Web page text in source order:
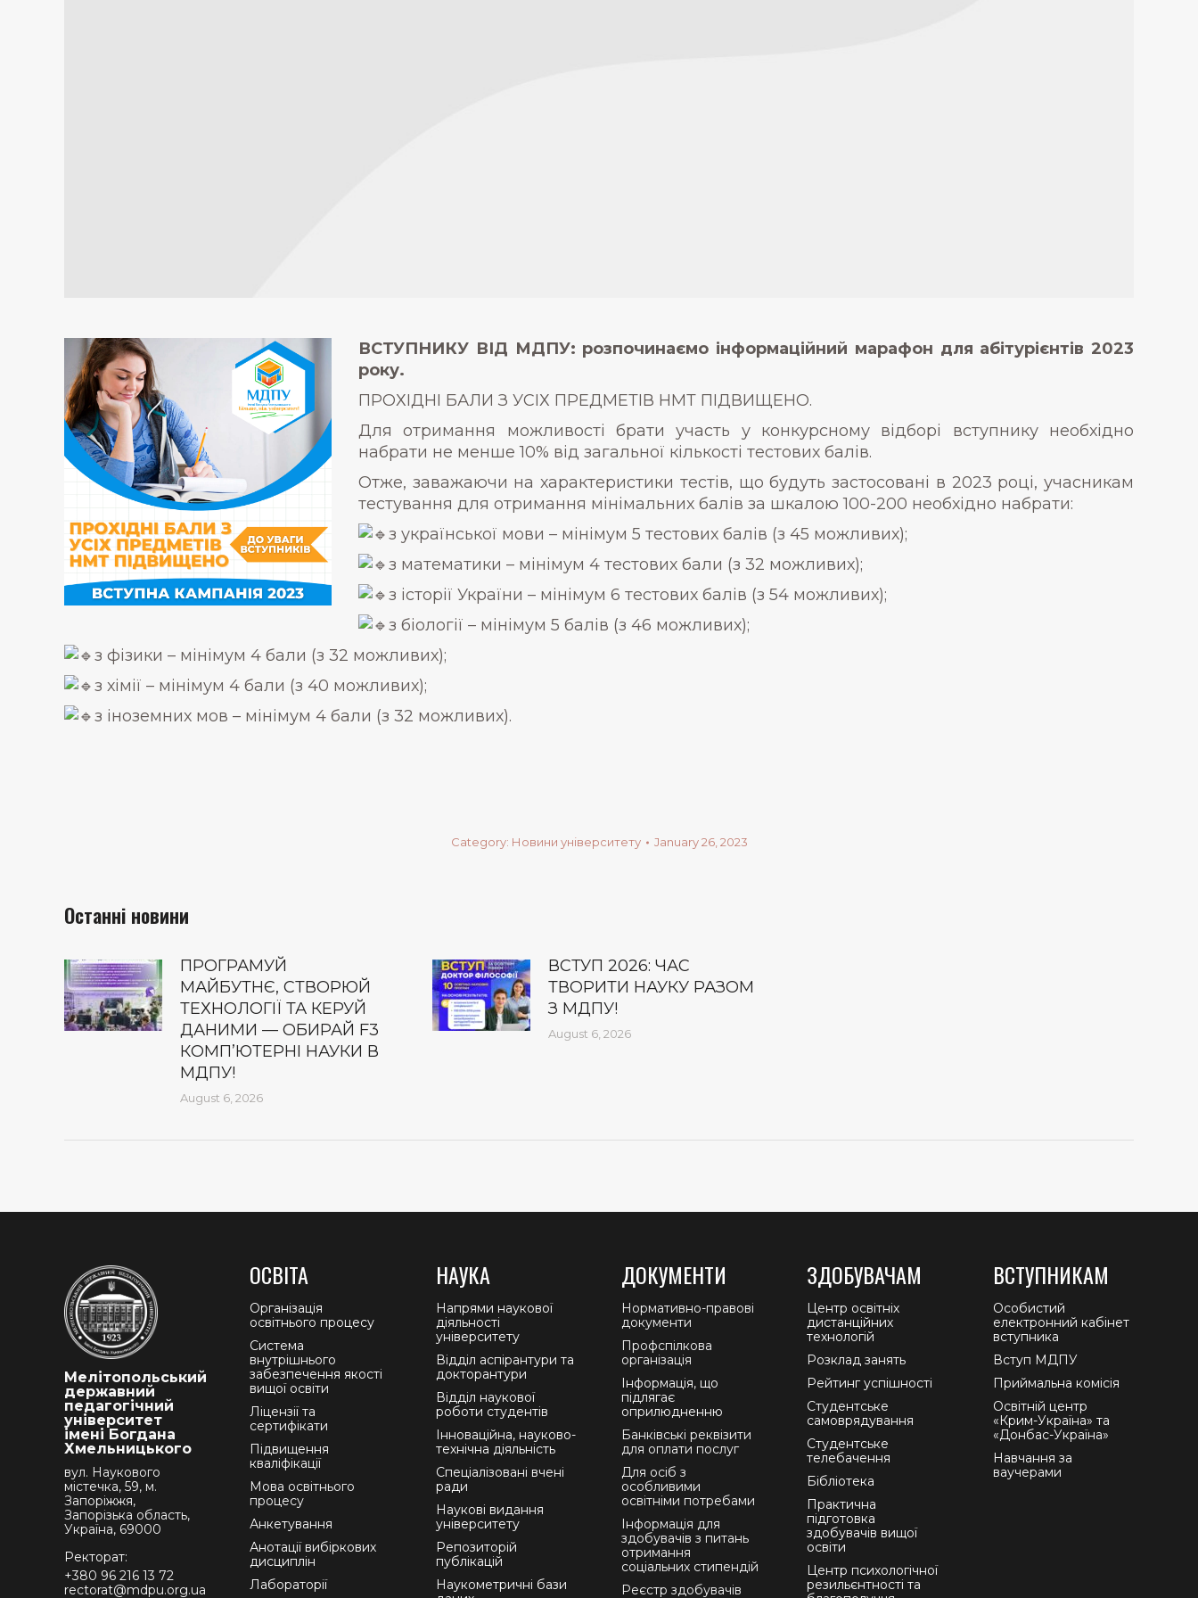
ВСТУПНИКУ ВІД МДПУ: розпочинаємо інформаційний марафон для абітурієнтів 2023
року.
ПРОХІДНІ БАЛИ З УСІХ ПРЕДМЕТІВ НМТ ПІДВИЩЕНО.
Для отримання можливості брати участь у конкурсному відборі вступнику необхідно
набрати не менше 10% від загальної кількості тестових балів.
Отже, заважаючи на характеристики тестів, що будуть застосовані в 2023 році, учасникам
тестування для отримання мінімальних балів за шкалою 100-200 необхідно набрати:
з української мови – мінімум 5 тестових балів (з 45 можливих);
з математики – мінімум 4 тестових бали (з 32 можливих);
з історії України – мінімум 6 тестових балів (з 54 можливих);
з біології – мінімум 5 балів (з 46 можливих);
з фізики – мінімум 4 бали (з 32 можливих);
з хімії – мінімум 4 бали (з 40 можливих);
з іноземних мов – мінімум 4 бали (з 32 можливих).
Category: Новини університету January 26, 2023
Останні новини
ПРОГРАМУЙ
МАЙБУТНЄ, СТВОРЮЙ
ТЕХНОЛОГІЇ ТА КЕРУЙ
ДАНИМИ — ОБИРАЙ F3
КОМП’ЮТЕРНІ НАУКИ В
МДПУ!
August 6, 2026
ВСТУП 2026: ЧАС
ТВОРИТИ НАУКУ РАЗОМ
З МДПУ!
August 6, 2026
Мелітопольський
державний
педагогічний
університет
імені Богдана
Хмельницького
вул. Наукового
містечка, 59, м.
Запоріжжя,
Запорізька область,
Україна, 69000
Ректорат:
+380 96 216 13 72
rectorat@mdpu.org.ua
ОСВІТА
Організація
освітнього процесу
Система
внутрішнього
забезпечення якості
вищої освіти
Ліцензії та
сертифікати
Підвищення
кваліфікації
Мова освітнього
процесу
Анкетування
Анотації вибіркових
дисциплін
Лабораторії
НАУКА
Напрями наукової
діяльності
університету
Відділ аспірантури та
докторантури
Відділ наукової
роботи студентів
Інноваційна, науково-
технічна діяльність
Спеціалізовані вчені
ради
Наукові видання
університету
Репозиторій
публікацій
Наукометричні бази
ДОКУМЕНТИ
Нормативно-правові
документи
Профспілкова
організація
Інформація, що
підлягає
оприлюдненню
Банківські реквізити
для оплати послуг
Для осіб з
особливими
освітніми потребами
Інформація для
здобувачів з питань
отримання
соціальних стипендій
Реєстр здобувачів
ЗДОБУВАЧАМ
Центр освітніх
дистанційних
технологій
Розклад занять
Рейтинг успішності
Студентське
самоврядування
Студентське
телебачення
Бібліотека
Практична
підготовка
здобувачів вищої
освіти
Центр психологічної
резильєнтності та
ВСТУПНИКАМ
Особистий
електронний кабінет
вступника
Вступ МДПУ
Приймальна комісія
Освітній центр
«Крим-Україна» та
«Донбас-Україна»
Навчання за
ваучерами